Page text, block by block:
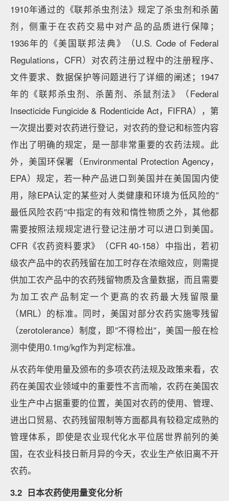
1910年通过的《联邦杀虫剂法》规定了杀虫剂和杀菌
剂，侧重于在农药交易中对产品的品质进行保障；
1936年的《美国联邦法典》（U.S. Code of Federal
Regulations，CFR）对农药注册过程中的注册程序、
文件要求、数据保护等问题进行了详细的阐述；1947
年的《联邦杀虫剂、杀菌剂、杀鼠剂法》（Federal
Insecticide Fungicide & Rodenticide Act，FIFRA），第
一次提出要对农药进行登记，对农药的登记和标签内容
作出了明确的规定，是一部非常重要的农药法规。此
外，美国环保署（Environmental Protection Agency，
EPA）规定，若一种产品进口到美国并在美国国内使
用，除EPA认定的某些对人类健康和环境为低风险的″
最低风险农药″中指定的有效和惰性物质之外，其他都
需要按照法规规定进行登记注册才可以进口到美国。
CFR《农药资料要求》（CFR 40-158）中指出，若初
级农产品中的农药残留在加工时存在浓缩效应，则需提
供加工农产品中的农药残留物质及含量数据，而且需要
为加工农产品制定一个更高的农药最大残留限量
（MRL）的标准。同时，美国对部分农药实施零残留
（zerotolerance）制度，即″不得检出″，美国一般在检
测中使用0.1mg/kg作为判定标准。
从农药年使用量及颁布的多项农药法规及政策来看，农
药在美国农业领域中的重要性不言而喻，农药在美国农
业生产中占据重要的位置，美国对农药的使用、管理、
进出口贸易、农药残留限制等方面都具有较稳定成熟的
管理体系，即使是农业现代化水平位居世界前列的美
国，在农业科技日新月异的今天，农业生产依旧离不开
农药。
3.2 日本农药使用量变化分析